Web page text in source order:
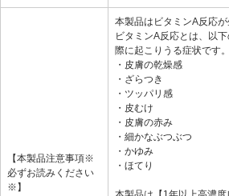
【本製品注意事項※
必ずお読みください
※】
本製品はビタミンA反応が
ビタミンA反応とは、以
際に起こりうる症状です。
・皮膚の乾燥感
・ざらつき
・ツッパリ感
・皮むけ
・皮膚の赤み
・細かなぶつぶつ
・かゆみ
・ほてり